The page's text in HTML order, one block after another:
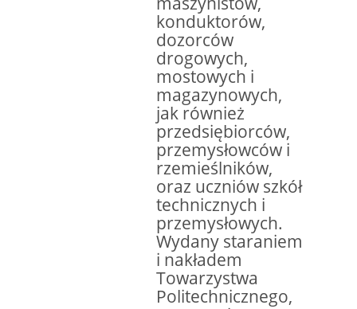
konduktorów,
dozorców
drogowych,
mostowych i
magazynowych,
jak również
przedsiębiorców,
przemysłowców i
rzemieślników,
oraz uczniów szkół
technicznych i
przemysłowych.
Wydany staraniem
i nakładem
Towarzystwa
Politechnicznego,